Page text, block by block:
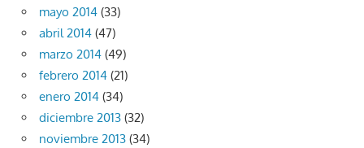
mayo 2014 (33)
abril 2014 (47)
marzo 2014 (49)
febrero 2014 (21)
enero 2014 (34)
diciembre 2013 (32)
noviembre 2013 (34)